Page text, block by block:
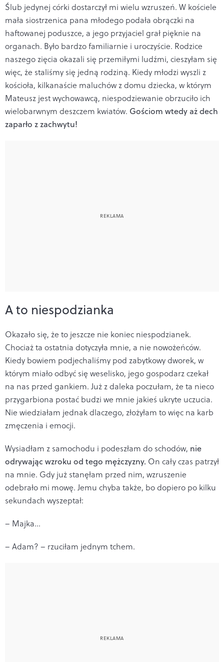
Ślub jedynej córki dostarczył mi wielu wzruszeń. W kościele
mała siostrzenica pana młodego podała obrączki na
haftowanej poduszce, a jego przyjaciel grał pięknie na
organach. Było bardzo familiarnie i uroczyście. Rodzice
naszego zięcia okazali się przemiłymi ludźmi, cieszyłam się
więc, że staliśmy się jedną rodziną. Kiedy młodzi wyszli z
kościoła, kilkanaście maluchów z domu dziecka, w którym
Mateusz jest wychowawcą, niespodziewanie obrzuciło ich
wielobarwnym deszczem kwiatów. Gościom wtedy aż dech
zaparło z zachwytu!
A to niespodzianka
Okazało się, że to jeszcze nie koniec niespodzianek.
Chociaż ta ostatnia dotyczyła mnie, a nie nowożeńców.
Kiedy bowiem podjechaliśmy pod zabytkowy dworek, w
którym miało odbyć się weselisko, jego gospodarz czekał
na nas przed gankiem. Już z daleka poczułam, że ta nieco
przygarbiona postać budzi we mnie jakieś ukryte uczucia.
Nie wiedziałam jednak dlaczego, złożyłam to więc na karb
zmęczenia i emocji.
Wysiadłam z samochodu i podeszłam do schodów, nie
odrywając wzroku od tego mężczyzny. On cały czas patrzył
na mnie. Gdy już stanęłam przed nim, wzruszenie
odebrało mi mowę. Jemu chyba także, bo dopiero po kilku
sekundach wyszeptał:
– Majka…
– Adam? – rzuciłam jednym tchem.